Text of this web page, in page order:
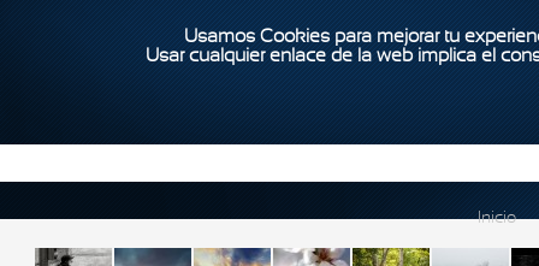
Usamos Cookies para mejorar tu
Usar cualquier enlace de la web implica el
Inicio